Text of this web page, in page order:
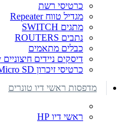
כרטיסי רשת
מגדיל טווח Repeater
מתגים SWITCH
נתבים ROUTERS
כבלים מתאמים
דיסקים ניידים חיצוניים Disk on key
כרטיסי זיכרון Micro SD
מדפסות ראשי דיו טונרים
ראשי דיו HP